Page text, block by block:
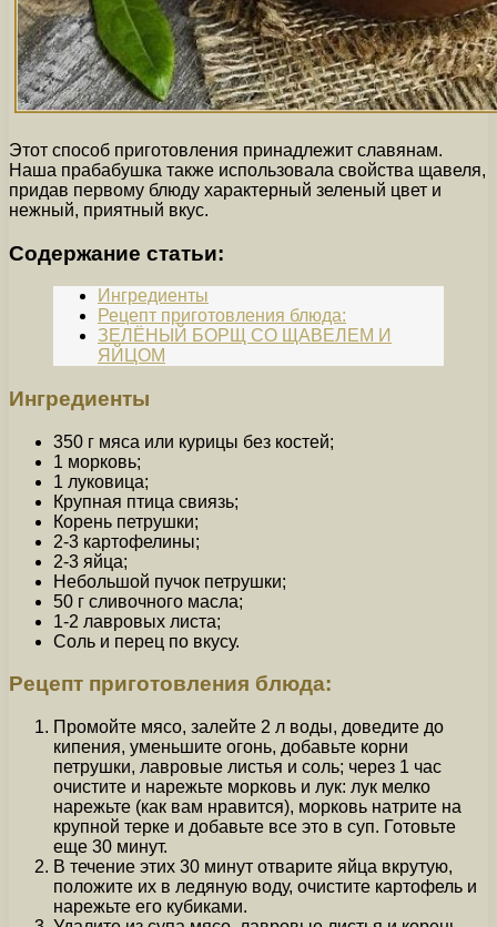
Этот способ приготовления принадлежит славянам.
Наша прабабушка также использовала свойства щавеля,
придав первому блюду характерный зеленый цвет и
нежный, приятный вкус.
Содержание статьи:
Ингредиенты
Рецепт приготовления блюда:
ЗЕЛЁНЫЙ БОРЩ СО ЩАВЕЛЕМ И
ЯЙЦОМ
Ингредиенты
350 г мяса или курицы без костей;
1 морковь;
1 луковица;
Крупная птица свиязь;
Корень петрушки;
2-3 картофелины;
2-3 яйца;
Небольшой пучок петрушки;
50 г сливочного масла;
1-2 лавровых листа;
Соль и перец по вкусу.
Рецепт приготовления блюда:
Промойте мясо, залейте 2 л воды, доведите до
кипения, уменьшите огонь, добавьте корни
петрушки, лавровые листья и соль; через 1 час
очистите и нарежьте морковь и лук: лук мелко
нарежьте (как вам нравится), морковь натрите на
крупной терке и добавьте все это в суп. Готовьте
еще 30 минут.
В течение этих 30 минут отварите яйца вкрутую,
положите их в ледяную воду, очистите картофель и
нарежьте его кубиками.